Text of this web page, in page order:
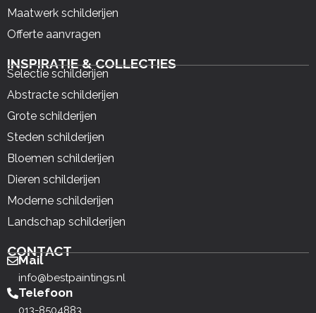
Maatwerk schilderijen
Offerte aanvragen
INSPIRATIE & COLLECTIES
Selectie schilderijen
Abstracte schilderijen
Grote schilderijen
Steden schilderijen
Bloemen schilderijen
Dieren schilderijen
Moderne schilderijen
Landschap schilderijen
CONTACT
Mail
info@bestpaintings.nl
Telefoon
013-8504883